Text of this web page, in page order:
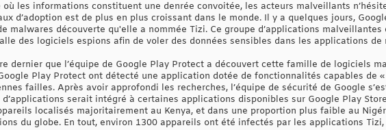
où les informations constituent une denrée convoitée, les acteurs malveillants
d’adoption est de plus en plus croissant dans le monde. Il y a quelques jours,
malwares découverte qu'elle a nommée Tizi. Ce groupe d’applications
des logiciels espions afin de voler des données sensibles dans les applications de
dernier que l’équipe de Google Play Protect a découvert cette famille de logiciels
Play Protect ont détecté une application dotée de fonctionnalités capables de
failles. Après avoir approfondi les recherches, l’équipe de sécurité de Google
serait intégré à certaines applications disponibles sur Google Play
localisés majoritairement au Kenya, et dans une proportion plus faible au
du globe. En tout, environ 1300 appareils ont été infectés par les applications